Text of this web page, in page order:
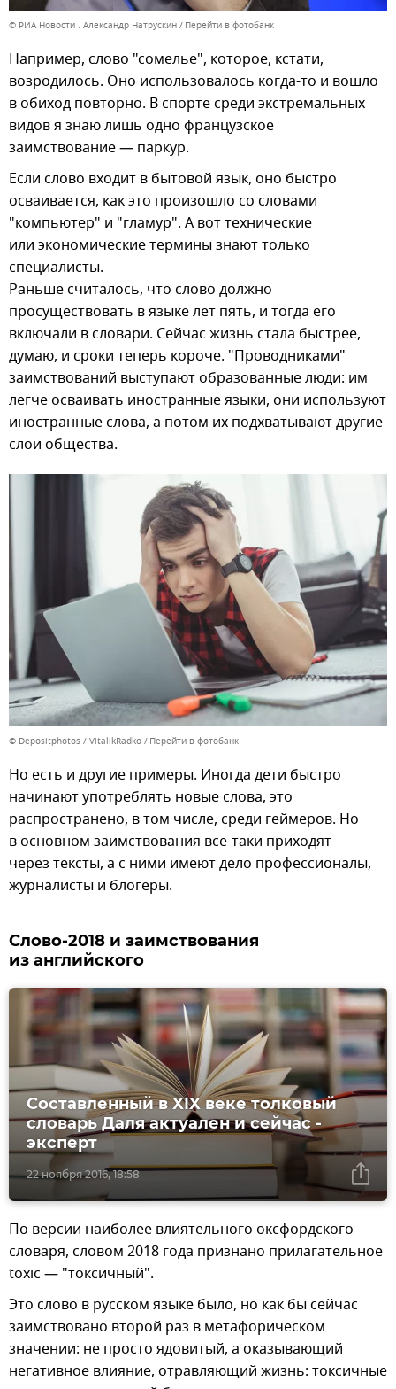
© РИА Новости . Александр Натрускин Перейти в фотобанк
Например, слово "сомелье", которое, кстати,
возродилось. Оно использовалось когда-то и вошло
в обиход повторно. В спорте среди экстремальных
видов я знаю лишь одно французское
заимствование — паркур.
Если слово входит в бытовой язык, оно быстро
осваивается, как это произошло со словами
"компьютер" и "гламур". А вот технические
или экономические термины знают только
специалисты.
Раньше считалось, что слово должно
просуществовать в языке лет пять, и тогда его
включали в словари. Сейчас жизнь стала быстрее,
думаю, и сроки теперь короче. "Проводниками"
заимствований выступают образованные люди: им
легче осваивать иностранные языки, они используют
иностранные слова, а потом их подхватывают другие
слои общества.
© Depositphotos / VitalikRadko Перейти в фотобанк
Но есть и другие примеры. Иногда дети быстро
начинают употреблять новые слова, это
распространено, в том числе, среди геймеров. Но
в основном заимствования все-таки приходят
через тексты, а с ними имеют дело профессионалы,
журналисты и блогеры.
Слово-2018 и заимствования
из английского
22 ноября 2016, 18:58
Составленный в XIX веке толковый
словарь Даля актуален и сейчас -
эксперт
По версии наиболее влиятельного оксфордского
словаря, словом 2018 года признано прилагательное
toxic — "токсичный".
Это слово в русском языке было, но как бы сейчас
заимствовано второй раз в метафорическом
значении: не просто ядовитый, а оказывающий
негативное влияние, отравляющий жизнь: токсичные